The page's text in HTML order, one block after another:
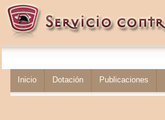
Inicio Dotación Publicaciones